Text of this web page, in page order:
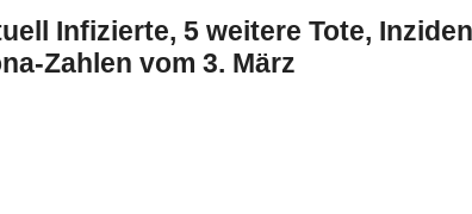
Infizierte, 5 weitere Tote,
Zahlen vom 3. März